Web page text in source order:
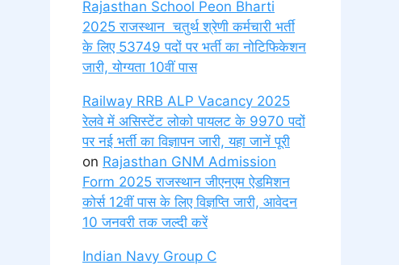
Rajasthan School Peon Bharti
2025 राजस्थान चतुर्थ श्रेणी कर्मचारी भर्ती
के लिए 53749 पदों पर भर्ती का नोटिफिकेशन
जारी, योग्यता 10वीं पास
Railway RRB ALP Vacancy 2025
रेलवे में असिस्टेंट लोको पायलट के 9970 पदों
पर नई भर्ती का विज्ञापन जारी, यहा जानें पूरी
on Rajasthan GNM Admission
Form 2025 राजस्थान जीएनएम ऐडमिशन
कोर्स 12वीं पास के लिए विज्ञप्ति जारी, आवेदन
10 जनवरी तक जल्दी करें
Indian Navy Group C